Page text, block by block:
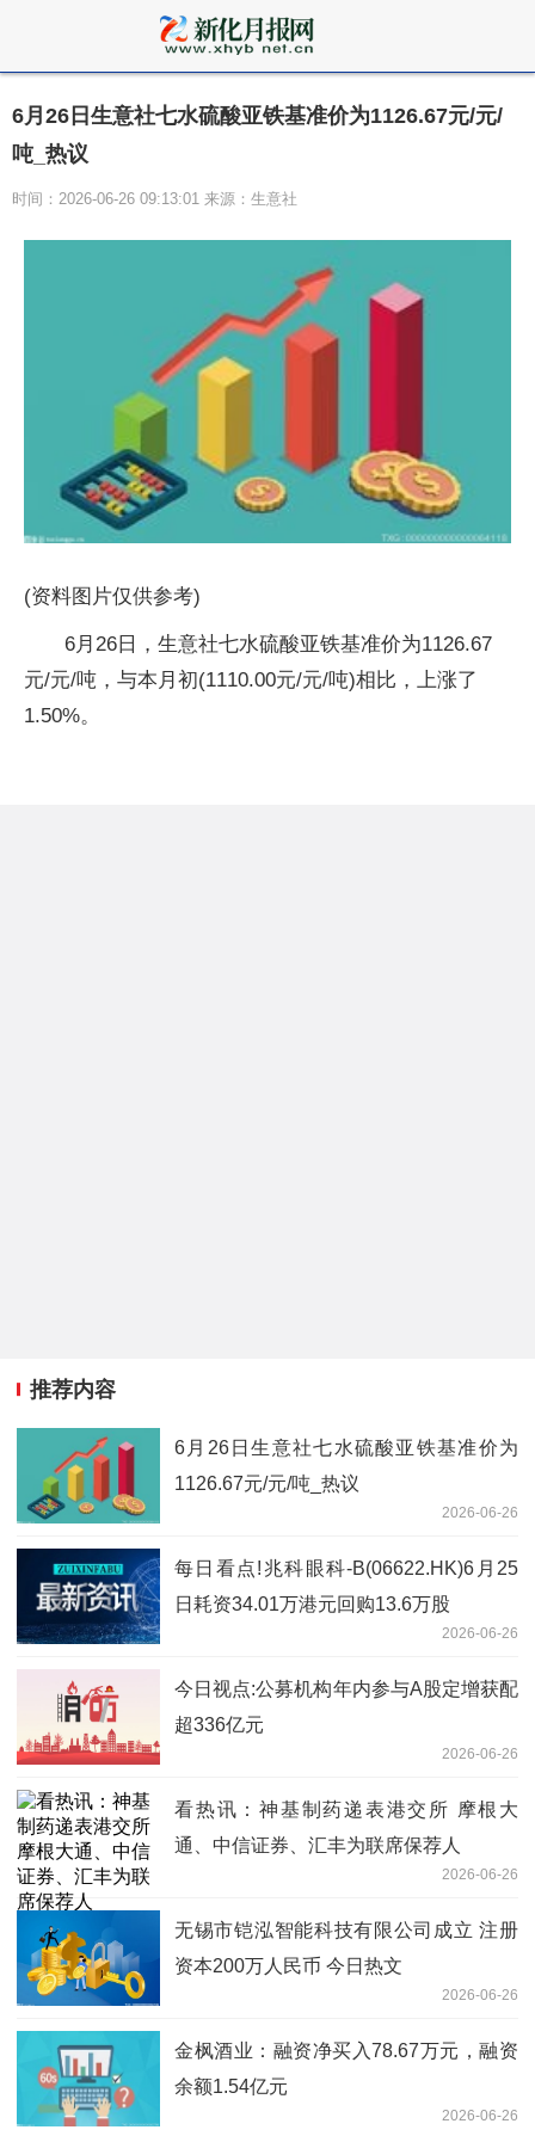
6月26日生意社七水硫酸亚铁基准价为1126.67元/元/
吨_热议
时间：2026-06-26 09:13:01 来源：生意社
(资料图片仅供参考)
6月26日，生意社七水硫酸亚铁基准价为1126.67
元/元/吨，与本月初(1110.00元/元/吨)相比，上涨了
1.50%。
推荐内容
6月26日生意社七水硫酸亚铁基准价为
1126.67元/元/吨_热议
2026-06-26
每日看点!兆科眼科-B(06622.HK)6月25
日耗资34.01万港元回购13.6万股
2026-06-26
今日视点:公募机构年内参与A股定增获配
超336亿元
2026-06-26
看热讯：神基制药递表港交所 摩根大
通、中信证券、汇丰为联席保荐人
2026-06-26
无锡市铠泓智能科技有限公司成立 注册
资本200万人民币 今日热文
2026-06-26
金枫酒业：融资净买入78.67万元，融资
余额1.54亿元
2026-06-26